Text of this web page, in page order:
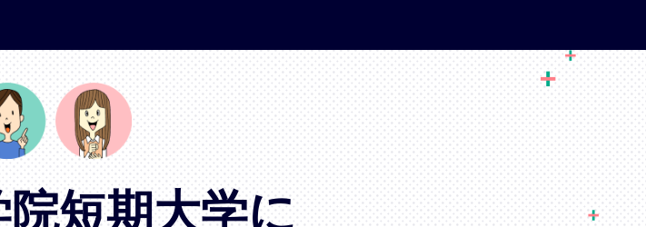
短期大学に